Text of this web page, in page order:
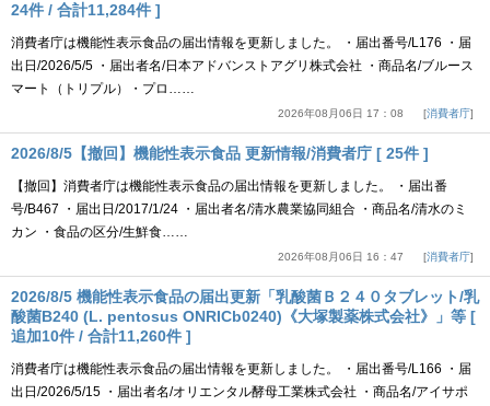
24件 / 合計11,284件 ]
消費者庁は機能性表示食品の届出情報を更新しました。 ・届出番号/L176 ・届
出日/2026/5/5 ・届出者名/日本アドバンストアグリ株式会社 ・商品名/ブルース
マート（トリプル）・プロ……
2026年08月06日 17：08 消費者庁
2026/8/5【撤回】機能性表示食品 更新情報/消費者庁 [ 25件 ]
【撤回】消費者庁は機能性表示食品の届出情報を更新しました。 ・届出番
号/B467 ・届出日/2017/1/24 ・届出者名/清水農業協同組合 ・商品名/清水のミ
カン ・食品の区分/生鮮食……
2026年08月06日 16：47 消費者庁
2026/8/5 機能性表示食品の届出更新「乳酸菌Ｂ２４０タブレット/乳
酸菌B240 (L. pentosus ONRICb0240)《大塚製薬株式会社》」等 [
追加10件 / 合計11,260件 ]
消費者庁は機能性表示食品の届出情報を更新しました。 ・届出番号/L166 ・届
出日/2026/5/15 ・届出者名/オリエンタル酵母工業株式会社 ・商品名/アイサポ